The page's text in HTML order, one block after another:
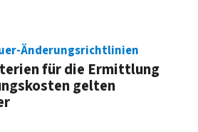
Änderungsrichtlinien
für die Ermittlung
gelten